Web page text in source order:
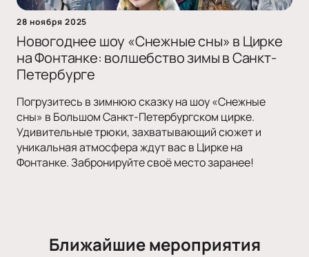
28 ноября 2025
Новогоднее шоу «Снежные сны» в Цирке
на Фонтанке: волшебство зимы в Санкт-
Петербурге
Погрузитесь в зимнюю сказку на шоу «Снежные
сны» в Большом Санкт-Петербургском цирке.
Удивительные трюки, захватывающий сюжет и
уникальная атмосфера ждут вас в Цирке на
Фонтанке. Забронируйте своё место заранее!
Ближайшие мероприятия